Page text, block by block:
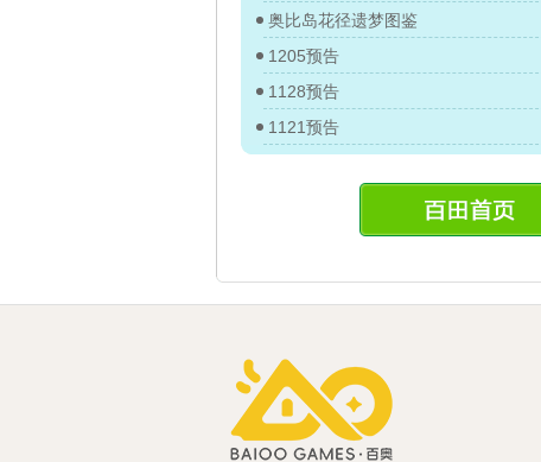
奥比岛花径遗梦图鉴
1205预告
1128预告
1121预告